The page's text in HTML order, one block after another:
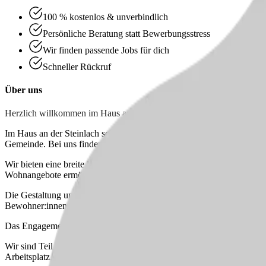
100 % kostenlos & unverbindlich
Persönliche Beratung statt Bewerbungsstress
Wir finden passende Jobs für dich
Schneller Rückruf
Über uns
Herzlich willkommen im Haus an der Steinlach!
Im Haus an der Steinlach schaffen wir ein Zuhause, das Tradition
Gemeinde. Bei uns finden ältere Menschen und Menschen mit
Wir bieten eine breite Palette an Angeboten: ein Pflegeheim mit
Wohnangebote ermöglichen individuelle Lebensentwürfe – je nach
Die Gestaltung unserer Räume setzt auf Offenheit, Licht und
Bewohner:innen und Besucher:innen gleichermaßen zum Austausch
Das Engagement zahlreicher Ehrenamtlicher bereichert unseren
Wir sind Teil des Wohlfahrtswerks für Baden-Württemberg – eine
Arbeitsplatz, klaren Strukturen und zahlreichen